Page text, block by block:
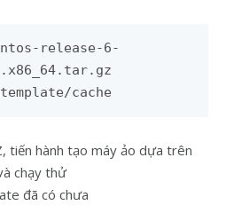
release-6-
cache
tiến hành tạo máy ảo dựa trên
chạy thử
đã có chưa